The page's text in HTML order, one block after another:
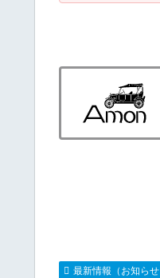
最新情報（お知らせ